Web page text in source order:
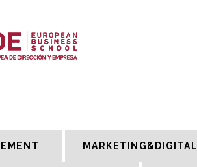
MARKETING&DIGITAL